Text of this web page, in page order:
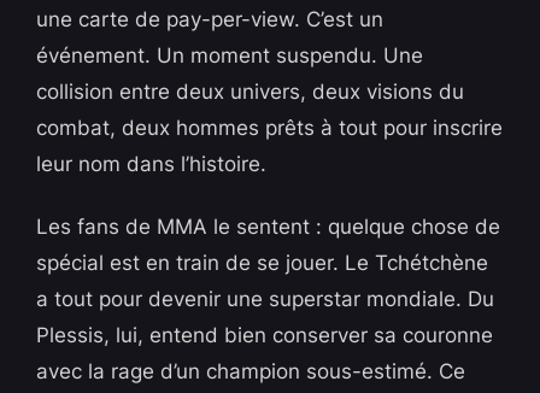
une carte de pay-per-view. C’est un
événement. Un moment suspendu. Une
collision entre deux univers, deux visions du
combat, deux hommes prêts à tout pour inscrire
leur nom dans l’histoire.
Les fans de MMA le sentent : quelque chose de
spécial est en train de se jouer. Le Tchétchène
a tout pour devenir une superstar mondiale. Du
Plessis, lui, entend bien conserver sa couronne
avec la rage d’un champion sous-estimé. Ce